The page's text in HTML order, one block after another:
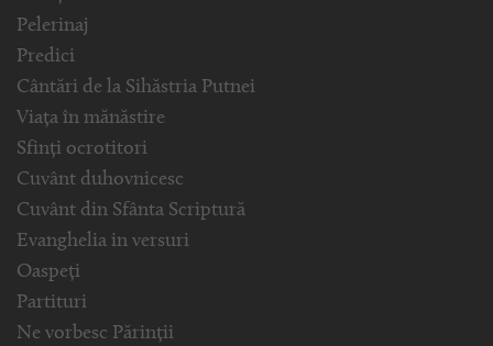
Pelerinaj
Predici
Cântări de la Sihăstria Putnei
Viața în mănăstire
Sfinți ocrotitori
Cuvânt duhovnicesc
Cuvânt din Sfânta Scriptură
Evanghelia in versuri
Oaspeți
Partituri
Ne vorbesc Părinții